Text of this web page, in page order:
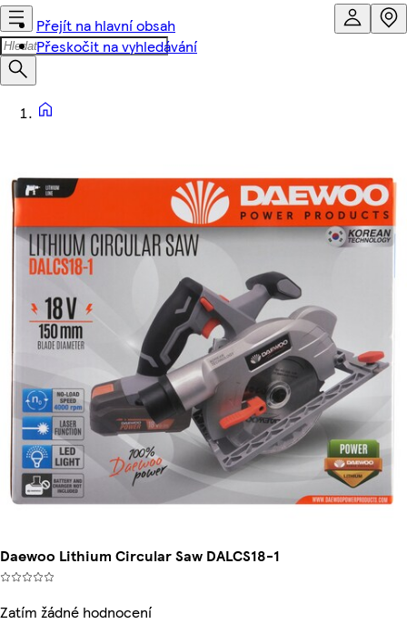
Přejít na hlavní obsah
Přeskočit na vyhledávání
Daewoo Lithium Circular Saw DALCS18-1
Zatím žádné hodnocení